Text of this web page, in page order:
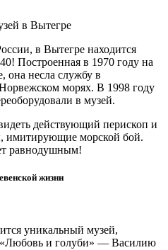
в Вытегре находится
Построенная в 1970 году на
она несла службу в
морях. В 1998 году
в музей.
действующий перископ и
имитирующие морской бой.
равнодушным!
жизни
уникальный музей,
и голуби» — Василию